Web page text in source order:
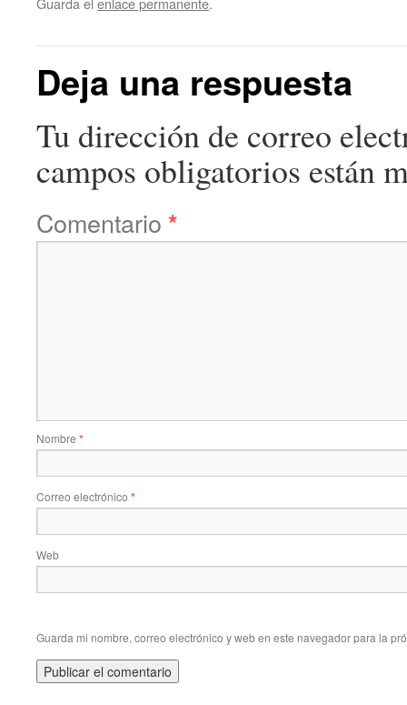
Deja una respuesta
Tu dirección de correo
campos obligatorios están
Comentario *
Nombre *
Correo electrónico *
Web
Guarda mi nombre, correo electrónico y web en este navegador para la